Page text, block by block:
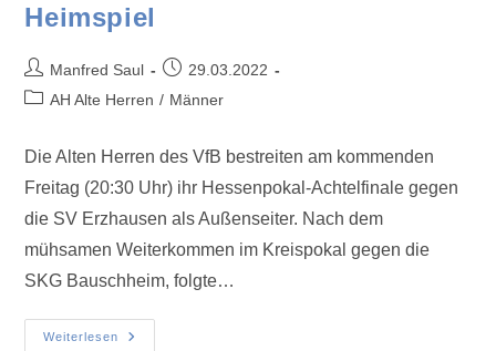
Heimspiel
Manfred Saul
29.03.2022
AH Alte Herren / Männer
Die Alten Herren des VfB bestreiten am kommenden
Freitag (20:30 Uhr) ihr Hessenpokal-Achtelfinale gegen
die SV Erzhausen als Außenseiter. Nach dem
mühsamen Weiterkommen im Kreispokal gegen die
SKG Bauschheim, folgte…
Weiterlesen